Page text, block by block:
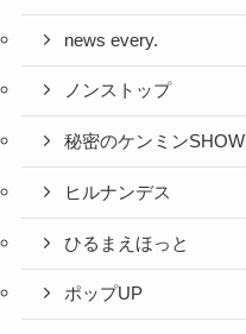
news every.
ノンストップ
秘密のケンミンSHOW
ヒルナンデス
ひるまえほっと
ポップUP